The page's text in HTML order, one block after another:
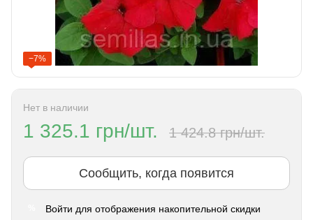
−7%
Нет в наличии
1 325.1 грн/шт. 1 424.8 грн/шт.
Сообщить, когда появится
Войти для отображения накопительной скидки